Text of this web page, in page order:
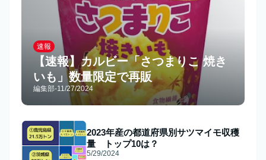
速報
【速報】カルビー「さつまりこ 焼き
いも」数量限定で再販
編集部-11/27/2024
2023年産の都道府県別サツマイモ収穫
量 トップ10は？
5/29/2024